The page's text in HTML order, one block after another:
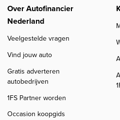
Over Autofinancier
Nederland
Veelgestelde vragen
Vind jouw auto
Gratis adverteren
autobedrijven
1FS Partner worden
Occasion koopgids